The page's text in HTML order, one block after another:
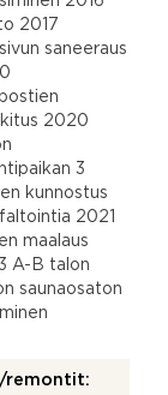
2017
saneeraus
2020
3
kunnostus
2021
maalaus
A-B talon
saunaosaton
remontit: